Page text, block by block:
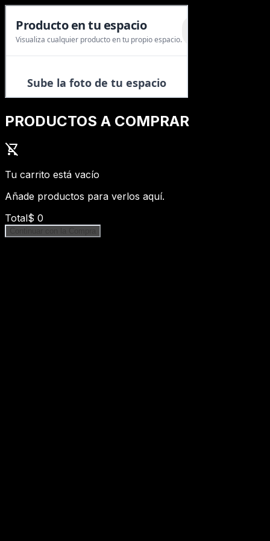
PRODUCTOS A COMPRAR
shopping_cart_off
Tu carrito está vacío
Añade productos para verlos aquí.
Total$ 0